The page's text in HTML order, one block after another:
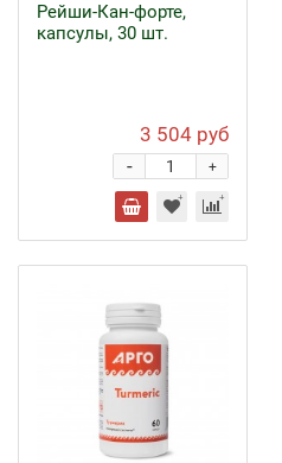
Рейши-Кан-форте,
капсулы, 30 шт.
3 504 руб
+
-